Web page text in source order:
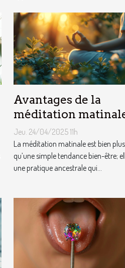
Avantages de la
méditation
pour le bien-être
quotidien et la
du stress
Jeu. 24/04/2025 11h
La méditation matinale est bien plus
qu’une simple tendance bien-être;
une pratique ancestrale qui...